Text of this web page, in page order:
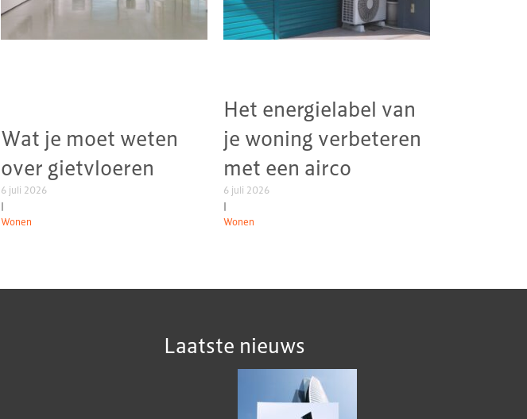
Wat je moet weten
over gietvloeren
6 juli 2026
|
Wonen
Het energielabel van
je woning verbeteren
met een airco
6 juli 2026
|
Wonen
Laatste nieuws